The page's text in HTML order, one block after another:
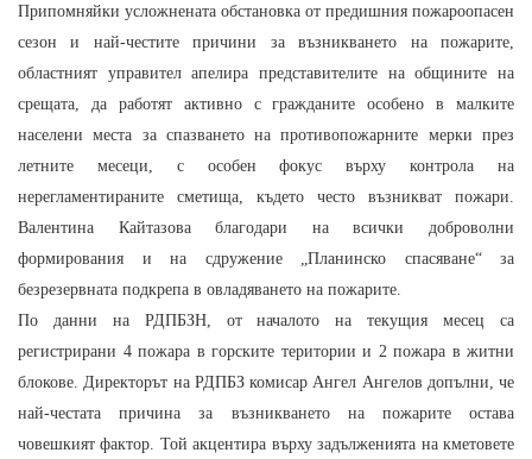
Припомняйки усложнената обстановка от предишния пожароопасен
сезон и най-честите причини за възникването на пожарите,
областният управител апелира представителите на общините на
срещата, да работят активно с гражданите особено в малките
населени места за спазването на противопожарните мерки през
летните месеци, с особен фокус върху контрола на
нерегламентираните сметища, където често възникват пожари.
Валентина Кайтазова благодари на всички доброволни
формирования и на сдружение „Планинско спасяване“ за
безрезервната подкрепа в овладяването на пожарите.
По данни на РДПБЗН, от началото на текущия месец са
регистрирани 4 пожара в горските територии и 2 пожара в житни
блокове. Директорът на РДПБЗ комисар Ангел Ангелов допълни, че
най-честата причина за възникването на пожарите остава
човешкият фактор. Той акцентира върху задълженията на кметовете